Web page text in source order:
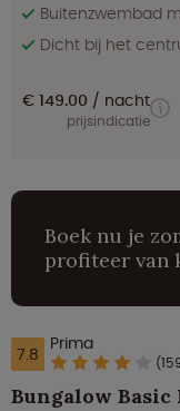
Buitenzwembad
Dicht bij het
€ 149.00 nacht
prijsindicatie
Boek nu je
profiteer van
7.8 Prima
Bungalow Basic